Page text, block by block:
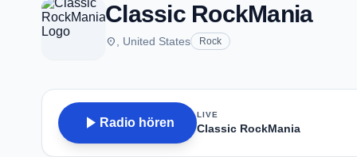
Classic RockMania
place , United States Rock
play_arrow Radio hören
LIVE
Classic RockMania